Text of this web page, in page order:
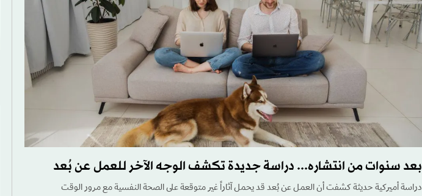
بعد سنوات من انتشاره... دراسة جديدة تكشف الوجه الآخر للعمل عن بُعد
دراسة أميركية حديثة كشفت أن العمل عن بُعد قد يحمل آثاراً غير متوقعة على الصحة النفسية مع مرور الوقت